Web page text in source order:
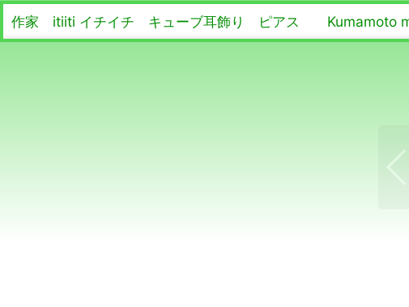
作家 itiiti イチイチ キューブ耳飾り ピアス Kumamoto